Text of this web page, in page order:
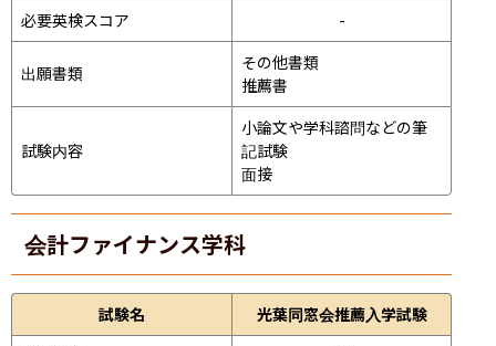
必要英検スコア
-
出願書類
その他書類
推薦書
試験内容
小論文や学科諮問などの筆
記試験
面接
会計ファイナンス学科
試験名
光葉同窓会推薦入学試験